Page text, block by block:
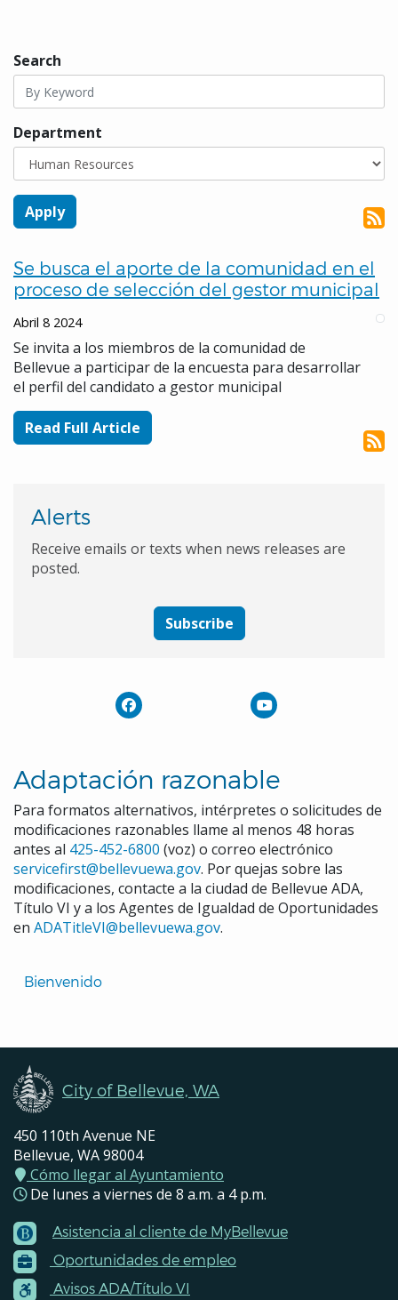
Translated
Bienvenido
Search
Department
Se busca el aporte de la comunidad en el
proceso de selección del gestor municipal
Abril 8 2024
Se invita a los miembros de la comunidad de
Bellevue a participar de la encuesta para desarrollar
el perfil del candidato a gestor municipal
Read Full Article
Alerts
Receive emails or texts when news releases are
posted.
Subscribe
Adaptación razonable
Para formatos alternativos, intérpretes o solicitudes de
modificaciones razonables llame al menos 48 horas
antes al 425-452-6800 (voz) o correo electrónico
servicefirst@bellevuewa.gov. Por quejas sobre las
modificaciones, contacte a la ciudad de Bellevue ADA,
Título VI y a los Agentes de Igualdad de Oportunidades
en ADATitleVI@bellevuewa.gov.
City of Bellevue, WA
450 110th Avenue NE
Bellevue, WA 98004
Cómo llegar al Ayuntamiento
De lunes a viernes de 8 a.m. a 4 p.m.
Footer
Menu
Contacts
Asistencia al cliente de MyBellevue
Oportunidades de empleo
Avisos ADA/Título VI